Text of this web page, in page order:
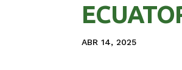
ABR 14, 2025